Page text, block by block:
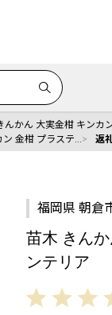
んかん 大実金柑 キンカ
ン 金柑 プラステ… 返
福岡県 朝倉
苗木 きん
ンテリア